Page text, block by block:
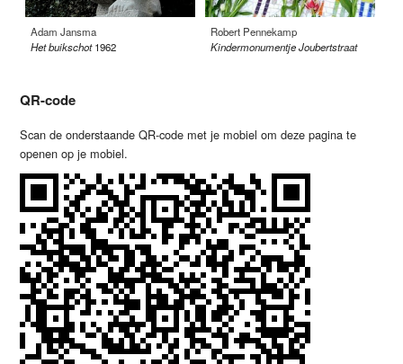
Adam Jansma
Het buikschot 1962
Robert Pennekamp
Kindermonumentje Joubertstraat
QR-code
Scan de onderstaande QR-code met je mobiel om deze pagina te
openen op je mobiel.